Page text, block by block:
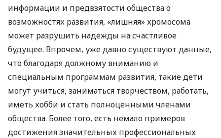
информации и предвзятости общества о
возможностях развития, «лишняя» хромосома
может разрушить надежды на счастливое
будущее. Впрочем, уже давно существуют данные,
что благодаря должному вниманию и
специальным программам развития, такие дети
могут учиться, заниматься творчеством, работать,
иметь хобби и стать полноценными членами
общества. Более того, есть немало примеров
достижения значительных профессиональных